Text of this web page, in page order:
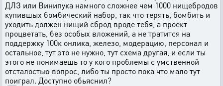
ДЛЗ или Винипука намного сложнее чем 1000 нищебродов
купившых бомбический набор, так что терять, бомбить и
уходить должен нищий сброд вроде тебя, а проект
процветать, без особых вложений, а не тратится на
поддержку 100к онлика, железо, модерацию, персонал и
остальное, тут это не нужно, тут схема другая, и если ты
этого не понимаешь то у кого проблемы с умственной
отсталостью вопрос, либо ты просто пока что мало тут
поиграл. Доступно обьяснил?